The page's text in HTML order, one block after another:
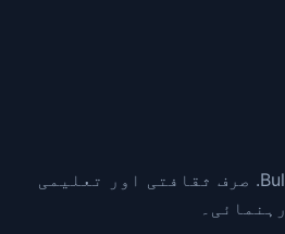
© 2026 BulkCalculator. صرف ثقافتی اور تعلیمی
رہنمائی۔